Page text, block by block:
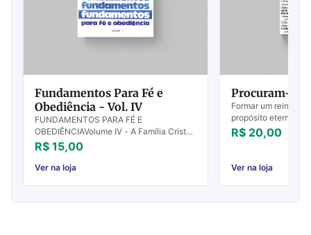
Fundamentos Para Fé e
Obediência - Vol. IV
FUNDAMENTOS PARA FÉ E
OBEDIÊNCIAVolume IV - A Família Cristã
Destruídos os fundamentos, que poderá
fazer o justo? Salmos 11.3 Temos o prazer
de apresentar es...
R$ 15,00
Ver na loja
Procuram-se
Formar um reino de
propósito eterno
sobre tão alto
agora? Reinar
R$ 20,00
Ver na loja